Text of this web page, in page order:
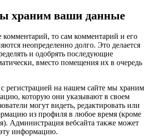
храним ваши данные
комментарий, то сам комментарий и его
неопределенно долго. Это делается
и одобрять последующие
вместо помещения их в очередь
с регистрацией на нашем сайте мы храним
которую они указывают в своем
могут видеть, редактировать или
из профиля в любое время (кроме
Администрация вебсайта также может
информацию.